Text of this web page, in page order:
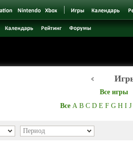
Все игры
Все A B C D E F G H I J
Период